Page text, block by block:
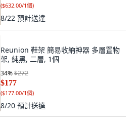
($632.00/1個)
8/22 預計送達
Reunion 鞋架 簡易收納神器 多層置物
架, 純黑, 二層, 1個
34%$272
$177
($177.00/1個)
8/20 預計送達